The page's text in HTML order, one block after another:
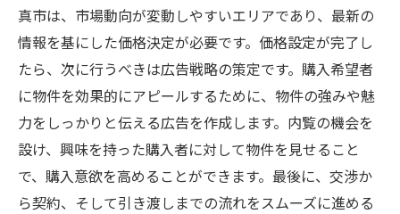
真市は、市場動向が変動しやすいエリアであり、最新の
情報を基にした価格決定が必要です。価格設定が完了し
たら、次に行うべきは広告戦略の策定です。購入希望者
に物件を効果的にアピールするために、物件の強みや魅
力をしっかりと伝える広告を作成します。内覧の機会を
設け、興味を持った購入者に対して物件を見せること
で、購入意欲を高めることができます。最後に、交渉か
ら契約、そして引き渡しまでの流れをスムーズに進める